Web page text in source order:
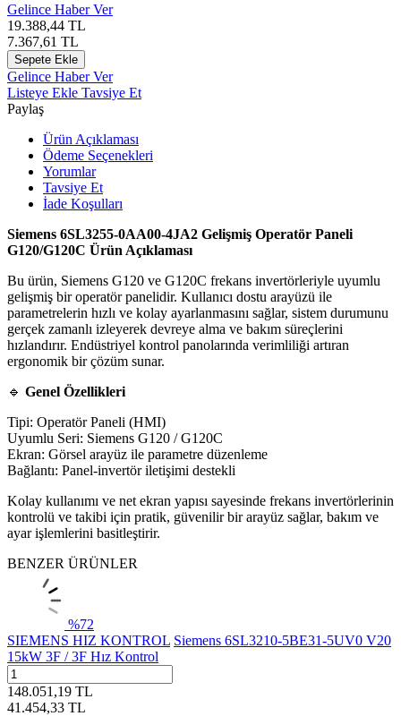
Gelince Haber Ver
19.388,44 TL
7.367,61 TL
Sepete Ekle
Gelince Haber Ver
Listeye Ekle Tavsiye Et
Paylaş
Ürün Açıklaması
Ödeme Seçenekleri
Yorumlar
Tavsiye Et
İade Koşulları
Siemens 6SL3255‑0AA00‑4JA2 Gelişmiş Operatör Paneli
G120/G120C Ürün Açıklaması
Bu ürün, Siemens G120 ve G120C frekans invertörleriyle uyumlu
gelişmiş bir operatör panelidir. Kullanıcı dostu arayüzü ile
parametrelerin hızlı ve kolay ayarlanmasını sağlar, sistem durumunu
gerçek zamanlı izleyerek devreye alma ve bakım süreçlerini
hızlandırır. Endüstriyel kontrol panolarında verimliliği artıran
ergonomik bir çözüm sunar.
🔹 Genel Özellikleri
Tipi: Operatör Paneli (HMI)
Uyumlu Seri: Siemens G120 / G120C
Ekran: Görsel arayüz ile parametre düzenleme
Bağlantı: Panel‑invertör iletişimi destekli
Kolay kullanımı ve net ekran yapısı sayesinde frekans invertörlerinin
kontrolü ve takibi için pratik, güvenilir bir arayüz sağlar, bakım ve
ayar işlemlerini basitleştirir.
BENZER ÜRÜNLER
%72
SIEMENS HIZ KONTROL Siemens 6SL3210-5BE31-5UV0 V20
15kW 3F / 3F Hız Kontrol
148.051,19 TL
41.454,33 TL